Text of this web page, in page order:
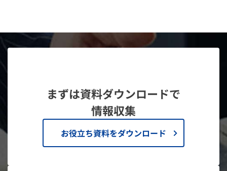
まずは資料ダウンロードで
情報収集
お役立ち資料をダウンロード